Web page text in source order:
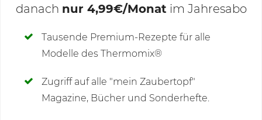
Deine Notizen
danach nur 4,99€/Monat im Jahresabo
Tausende Premium-Rezepte für alle
Modelle des Thermomix®
Zugriff auf alle "mein Zaubertopf"
Magazine, Bücher und Sonderhefte.